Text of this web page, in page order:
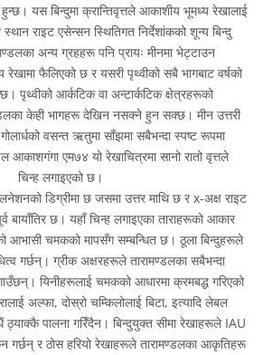
हुन्छ। यस बिन्दुमा क्रान्तिवृत्तले आकाशीय भूमध्य रेखालाई
राइट एसेन्सन स्थितिगत निर्देशांकको शून्य बिन्दु
अन्य ग्रहहरू पनि प्रायः मीनमा भेट्टाउन
फैलिएको छ र यसरी पृथ्वीको सबै भागबाट वर्षको
पृथ्वीको आर्कटिक वा अन्टार्कटिक क्षेत्रहरूको
केही भागहरू देखिन नसक्ने हुन सक्छ। मीन उत्तरी
वसन्त ऋतुमा साँझमा सबैभन्दा स्पष्ट रूपमा
आकाशगंगा एम७४ यो रेखाचित्रमा सानो रातो वृत्तले
चिन्ह लगाइएको छ।
डिग्रीमा छ जसमा उत्तर माथि छ र x-अक्ष राइट
बायाँतिर छ। यहाँ चिन्ह लगाइएका ताराहरूको आकार
आभासी चमकको मापसँग सम्बन्धित छ। ठूला बिन्दुहरूले
गर्छन्। ग्रीक अक्षरहरूले तारामण्डलका सबैभन्दा
यिनीहरूलाई चमकको आधारमा क्रमबद्ध गरिएको
अल्फा, दोस्रो चम्किलोलाई बिटा, इत्यादि लेबल
ठ्याक्कै पालना गरिँदैन। बिन्दुयुक्त सीमा रेखाहरूले IAU
गर्छन् र ठोस हरियो रेखाहरूले तारामण्डलका आकृतिहरू